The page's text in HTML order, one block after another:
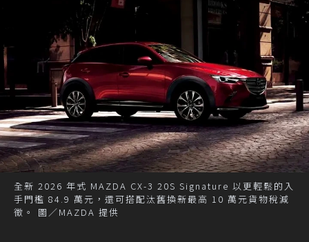
全新 2026 年式 MAZDA CX-3 20S Signature 以更輕鬆的入
手門檻 84.9 萬元，還可搭配汰舊換新最高 10 萬元貨物稅減
徵。 圖／MAZDA 提供